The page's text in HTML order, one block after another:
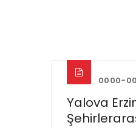
0000-
Yalova